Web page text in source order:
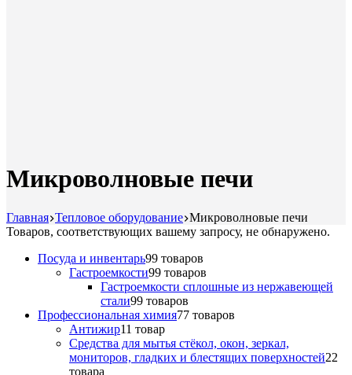
Микроволновые печи
Главная Тепловое оборудование Микроволновые печи
Товаров, соответствующих вашему запросу, не обнаружено.
Посуда и инвентарь99 товаров
Гастроемкости99 товаров
Гастроемкости сплошные из нержавеющей
стали99 товаров
Профессиональная химия77 товаров
Антижир11 товар
Средства для мытья стёкол, окон, зеркал,
мониторов, гладких и блестящих поверхностей22
товара